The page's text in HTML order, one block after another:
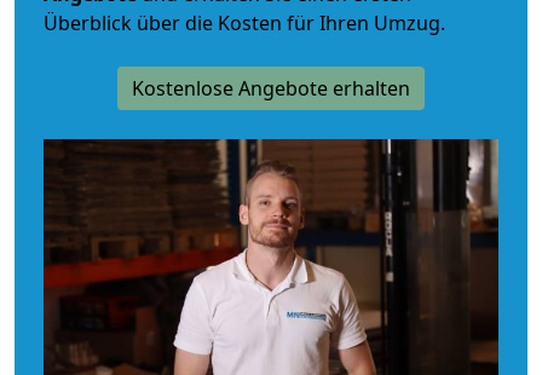
Überblick über die Kosten für Ihren Umzug.
Kostenlose Angebote erhalten